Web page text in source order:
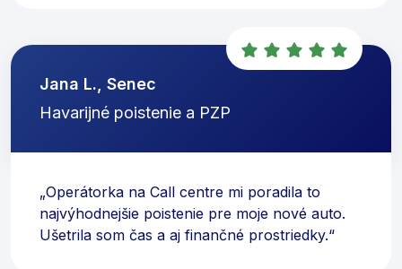
Jana L., Senec
Havarijné poistenie a PZP
„Operátorka na Call centre mi poradila to
najvýhodnejšie poistenie pre moje nové auto.
Ušetrila som čas a aj finančné prostriedky.“